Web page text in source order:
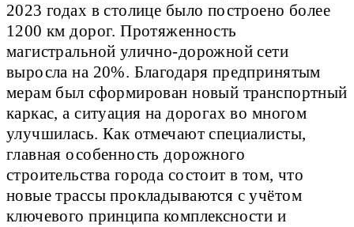
2023 годах в столице было построено более
1200 км дорог. Протяженность
магистральной улично-дорожной сети
выросла на 20%. Благодаря предпринятым
мерам был сформирован новый транспортный
каркас, а ситуация на дорогах во многом
улучшилась. Как отмечают специалисты,
главная особенность дорожного
строительства города состоит в том, что
новые трассы прокладываются с учётом
ключевого принципа комплексности и